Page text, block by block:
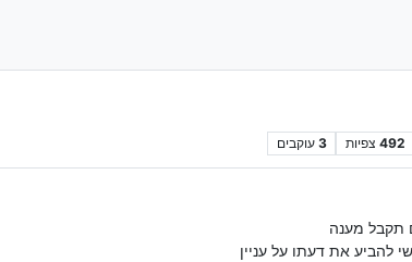
492 צפיות 3 עוקבים
תקבל מענה
להביע את דעתו על עניין